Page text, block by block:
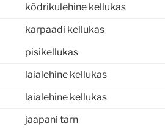
kõdrikulehine kellukas
karpaadi kellukas
pisikellukas
laialehine kellukas
laialehine kellukas
jaapani tarn